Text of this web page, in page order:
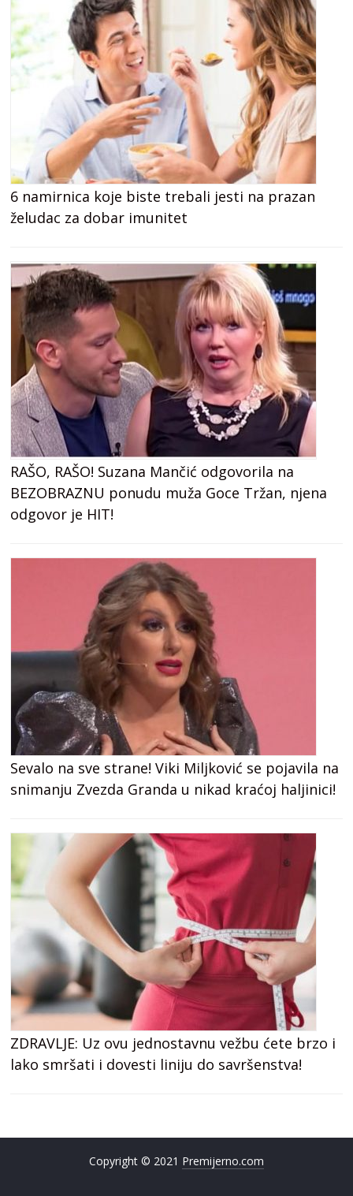
6 namirnica koje biste trebali jesti na prazan
želudac za dobar imunitet
RAŠO, RAŠO! Suzana Mančić odgovorila na
BEZOBRAZNU ponudu muža Goce Tržan, njena
odgovor je HIT!
Sevalo na sve strane! Viki Miljković se pojavila na
snimanju Zvezda Granda u nikad kraćoj haljinici!
ZDRAVLJE: Uz ovu jednostavnu vežbu ćete brzo i
lako smršati i dovesti liniju do savršenstva!
Copyright © 2021 Premijerno.com